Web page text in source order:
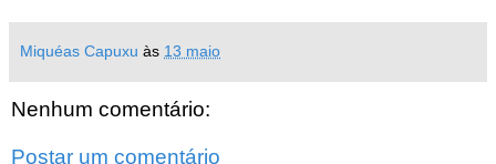
Miquéas Capuxu às 13 maio
Nenhum comentário:
Postar um comentário